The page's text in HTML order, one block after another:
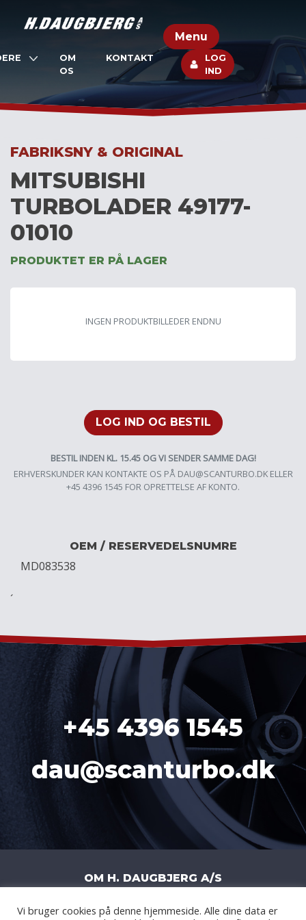
Menu
OM
OS
KONTAKT
LOG
IND
FABRIKSNY & ORIGINAL
MITSUBISHI
TURBOLADER 49177-
01010
PRODUKTET ER PÅ LAGER
INGEN PRODUKTBILLEDER ENDNU
LOG IND OG BESTIL
BESTIL INDEN KL. 15.45 OG VI SENDER SAMME DAG!
ERHVERSKUNDER KAN KONTAKTE OS PÅ DAU@SCANTURBO.DKELLER
+45 4396 1545 FOR OPRETTELSE AF KONTO.
OEM / RESERVEDELSNUMRE
MD083538
´
+45 4396 1545
dau@scanturbo.dk
OM H. DAUGBJERG A/S
H. DAUGBJERG A/S | LITERBUEN 11J |
Vi bruger cookies på denne hjemmeside. Alle dine data er